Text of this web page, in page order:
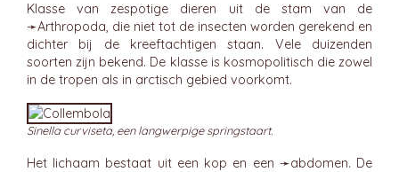
Klasse van zespotige dieren uit de stam van de
➛Arthropoda, die niet tot de insecten worden gerekend en
dichter bij de kreeftachtigen staan. Vele duizenden
soorten zijn bekend. De klasse is kosmopolitisch die zowel
in de tropen als in arctisch gebied voorkomt.
Sinella curviseta, een langwerpige springstaart.
Het lichaam bestaat uit een kop en een ➛abdomen. De